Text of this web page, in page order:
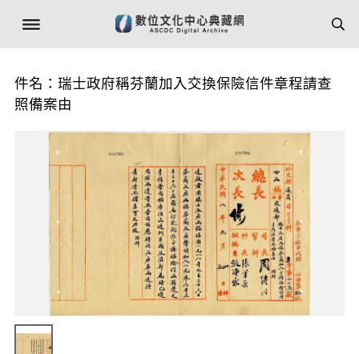
件名：瑞士政府稱芬蘭加入交換保險信件章程請查
照備案由